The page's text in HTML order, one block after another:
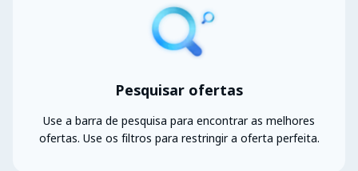
Pesquisar ofertas
Use a barra de pesquisa para encontrar as melhores
ofertas. Use os filtros para restringir a oferta perfeita.